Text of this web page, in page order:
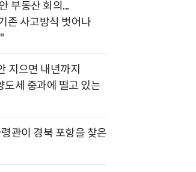
부동산 회의...
존 사고방식 벗어나
지으면 내년까지
세 중과에 떨고 있는
관이 경북 포항을 찾은